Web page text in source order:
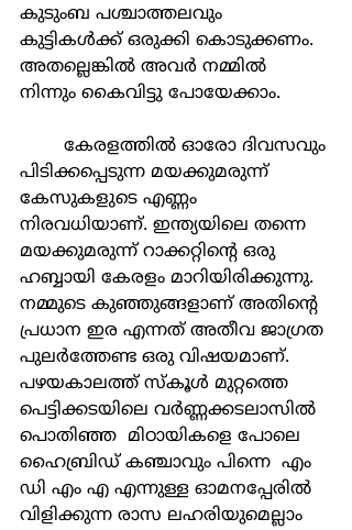
കുടുംബ പശ്ചാത്തലവും
കുട്ടികള്‍ക്ക് ഒരുക്കി കൊടുക്കണം.
അതല്ലെങ്കില്‍ അവര്‍ നമ്മില്‍
നിന്നും കൈവിട്ടു പോയേക്കാം.
പിടിക്കപ്പെടുന്ന മയക്കുമരുന്ന്
കേസുകളുടെ എണ്ണം
നിരവധിയാണ്. ഇന്ത്യയിലെ തന്നെ
മയക്കുമരുന്ന് റാക്കറ്റിന്‍റെ ഒരു
ഹബ്ബായി കേരളം മാറിയിരിക്കുന്നു.
നമ്മുടെ കുഞ്ഞുങ്ങളാണ് അതിന്‍റെ
പ്രധാന ഇര എന്നത് അതീവ ജാഗ്രത
പുലര്‍ത്തേണ്ട ഒരു വിഷയമാണ്.
പഴയകാലത്ത് സ്കൂള്‍ മുറ്റത്തെ
പെട്ടിക്കടയിലെ വര്‍ണ്ണക്കടലാസില്‍
പൊതിഞ്ഞ  മിഠായികളെ പോലെ
ഹൈബ്രിഡ് കഞ്ചാവും പിന്നെ  എം
ഡി എം എ എന്നുള്ള ഓമനപ്പേരില്‍
വിളിക്കുന്ന രാസ ലഹരിയുമെല്ലാം